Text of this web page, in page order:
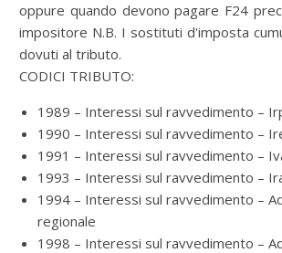
oppure quando devono pagare F24
impositore N.B. I sostituti d'imposta
dovuti al tributo.
CODICI TRIBUTO:
1989 – Interessi sul ravvedimento –
1990 – Interessi sul ravvedimento –
1991 – Interessi sul ravvedimento –
1993 – Interessi sul ravvedimento –
1994 – Interessi sul ravvedimento –
regionale
1998 – Interessi sul ravvedimento –